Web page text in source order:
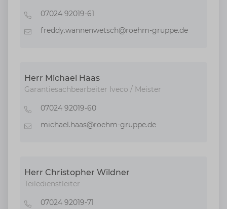
Telefon07024 92019-61
E-Mailfreddy.wannenwetsch@roehm-gruppe.de
Herr Michael Haas
Garantiesachbearbeiter Iveco / Meister
Telefon07024 92019-60
E-Mailmichael.haas@roehm-gruppe.de
Herr Christopher Wildner
Teiledienstleiter
Telefon07024 92019-71